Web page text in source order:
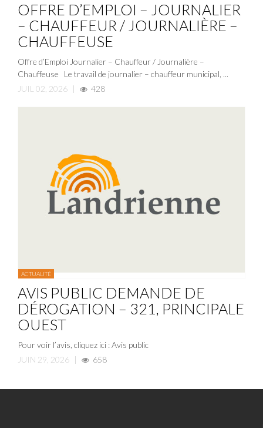
OFFRE D’EMPLOI – JOURNALIER
– CHAUFFEUR / JOURNALIÈRE –
CHAUFFEUSE
Offre d’Emploi Journalier – Chauffeur / Journalière –
Chauffeuse Le travail de journalier – chauffeur municipal, ...
JUIL 02, 2026 | 428
ACTUALITÉ
AVIS PUBLIC DEMANDE DE
DÉROGATION – 321, PRINCIPALE
OUEST
Pour voir l’avis, cliquez ici : Avis public
JUIN 29, 2026 | 658